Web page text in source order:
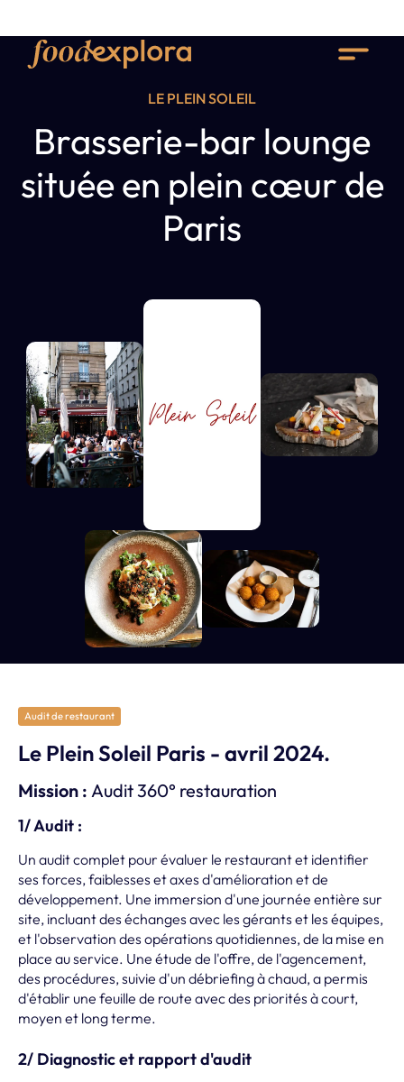
LE PLEIN SOLEIL
Brasserie-bar lounge
située en plein cœur de
Paris
Audit de restaurant
Le Plein Soleil Paris - avril 2024.
Mission : Audit 360° restauration
1/ Audit :
Un audit complet pour évaluer le restaurant et identifier
ses forces, faiblesses et axes d'amélioration et de
développement. Une immersion d'une journée entière sur
site, incluant des échanges avec les gérants et les équipes,
et l'observation des opérations quotidiennes, de la mise en
place au service. Une étude de l'offre, de l'agencement,
des procédures, suivie d'un débriefing à chaud, a permis
d'établir une feuille de route avec des priorités à court,
moyen et long terme.
2/ Diagnostic et rapport d'audit